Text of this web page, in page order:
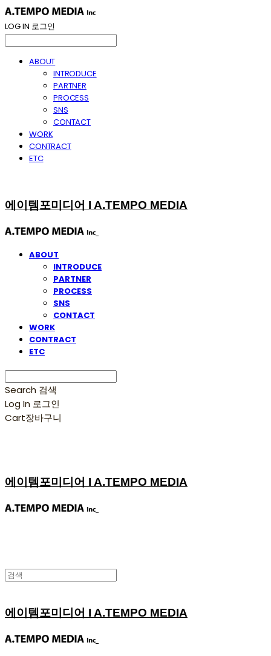
LOG IN 로그인
ABOUT
INTRODUCE
PARTNER
PROCESS
SNS
CONTACT
WORK
CONTRACT
ETC
에이템포미디어 I A.TEMPO MEDIA
ABOUT
INTRODUCE
PARTNER
PROCESS
SNS
CONTACT
WORK
CONTRACT
ETC
Search 검색
Log In 로그인
Cart장바구니
에이템포미디어 I A.TEMPO MEDIA
에이템포미디어 I A.TEMPO MEDIA